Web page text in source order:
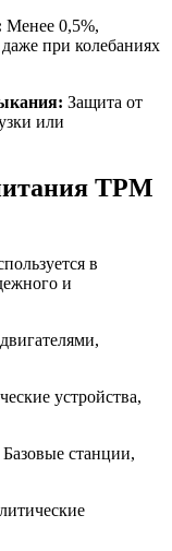
Менее 0,5%,
при колебаниях
Защита от
или
TPM
в
и
устройства,
Базовые станции,